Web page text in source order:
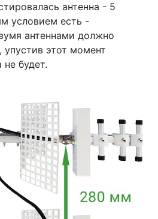
антенна - 5
условием есть -
антеннами должно
этот момент
будет.